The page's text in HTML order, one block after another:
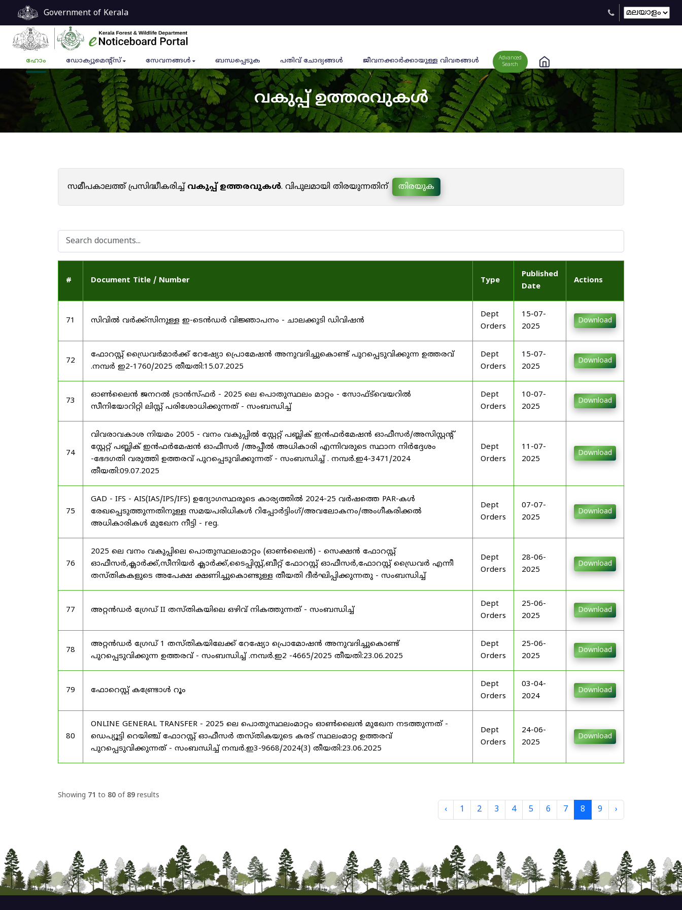
Government of Kerala
ഹോം ഡോക്യുമെൻ്റ്സ് സേവനങ്ങൾ ബന്ധപ്പെടുക പതിവ് ചോദ്യങ്ങൾ ജീവനക്കാര്‍ക്കായുള്ള വിവരങ്ങള്‍
Advanced
Search
വകുപ്പ് ഉത്തരവുകൾ
സമീപകാലത്ത് പ്രസിദ്ധീകരിച്ച്വകുപ്പ് ഉത്തരവുകൾ. വിപുലമായി തിരയുന്നതിന് തിരയുക
# Document Title / Number Type
Published
Date
Actions
71 സിവിൽ വർക്ക്സിനുള്ള ഇ-ടെൻഡർ വിജ്ഞാപനം - ചാലക്കുടി ഡിവിഷൻ
Dept
Orders
15-07-
2025
Download
72
ഫോറസ്റ്റ് ഡ്രൈവർമാർക്ക് റേഷ്യോ പ്രൊമേഷൻ അനുവദിച്ചുകൊണ്ട് പുറപ്പെടുവിക്കുന്ന ഉത്തരവ്
.നമ്പർ ഇ2-1760/2025 തീയതി:15.07.2025
Dept
Orders
15-07-
2025
Download
73
ഓൺലൈൻ ജനറൽ ട്രാൻസ്ഫർ - 2025 ലെ പൊതുസ്ഥലം മാറ്റം - സോഫ്ട്‍വെയറിൽ
സീനിയോറിറ്റി ലിസ്റ്റ് പരിശോധിക്കുന്നത് - സംബന്ധിച്ച്
Dept
Orders
10-07-
2025
Download
74
വിവരാവകാശ നിയമം 2005 - വനം വകുപ്പിൽ സ്റ്റേറ്റ് പബ്ലിക് ഇൻഫർമേഷൻ ഓഫീസർ/അസിസ്റ്റന്റ്
സ്റ്റേറ്റ് പബ്ലിക് ഇൻഫർമേഷൻ ഓഫീസർ /അപ്പീൽ അധികാരി എന്നിവരുടെ സ്ഥാന നിർദ്ദേശം
-ഭേദഗതി വരുത്തി ഉത്തരവ് പുറപ്പെടുവിക്കുന്നത് - സംബന്ധിച്ച് . നമ്പർ.ഇ4-3471/2024
തീയതി:09.07.2025
Dept
Orders
11-07-
2025
Download
75
GAD - IFS - AIS(IAS/IPS/IFS) ഉദ്യോഗസ്ഥരുടെ കാര്യത്തിൽ 2024-25 വർഷത്തെ PAR-കൾ
രേഖപ്പെടുത്തുന്നതിനുള്ള സമയപരിധികൾ റിപ്പോർട്ടിംഗ്/അവലോകനം/അംഗീകരിക്കൽ
അധികാരികൾ മുഖേന നീട്ടി - reg.
Dept
Orders
07-07-
2025
Download
76
2025 ലെ വനം വകുപ്പിലെ പൊതുസ്ഥലംമാറ്റം (ഓൺലൈൻ) - സെക്ഷൻ ഫോറസ്റ്റ്
ഓഫീസർ,ക്ലാർക്ക്,സീനിയർ ക്ലാർക്ക്,ടൈപ്പിസ്റ്റ്,ബീറ്റ് ഫോറസ്റ്റ് ഓഫീസർ,ഫോറസ്റ്റ് ഡ്രൈവർ എന്നീ
തസ്തികകളുടെ അപേക്ഷ ക്ഷണിച്ചുകൊണ്ടുള്ള തീയതി ദീർഘിപ്പിക്കുന്നതു - സംബന്ധിച്ച്
Dept
Orders
28-06-
2025
Download
77 അറ്റൻഡർ ഗ്രേഡ് II തസ്തികയിലെ ഒഴിവ് നികത്തുന്നത് - സംബന്ധിച്ച്
Dept
Orders
25-06-
2025
Download
78
അറ്റൻഡർ ഗ്രേഡ് 1 തസ്തികയിലേക്ക് റേഷ്യോ പ്രൊമോഷൻ അനുവദിച്ചുകൊണ്ട്
പുറപ്പെടുവിക്കുന്ന ഉത്തരവ് - സംബന്ധിച്ച് .നമ്പർ.ഇ2 -4665/2025 തീയതി:23.06.2025
Dept
Orders
25-06-
2025
Download
79 ഫോറെസ്റ്റ് കണ്ട്രോൾ റൂം
Dept
Orders
03-04-
2024
Download
80
ONLINE GENERAL TRANSFER - 2025 ലെ പൊതുസ്ഥലംമാറ്റം ഓൺലൈൻ മുഖേന നടത്തുന്നത് -
ഡെപ്യൂട്ടി റെയിഞ്ച് ഫോറസ്റ്റ് ഓഫീസർ തസ്തികയുടെ കരട് സ്ഥലംമാറ്റ ഉത്തരവ്
പുറപ്പെടുവിക്കുന്നത് - സംബന്ധിച്ച് നമ്പർ.ഇ3-9668/2024(3) തീയതി:23.06.2025
Dept
Orders
24-06-
2025
Download
Showing 71 to 80 of 89 results
‹ 1 2 3 4 5 6 7 8 9 ›